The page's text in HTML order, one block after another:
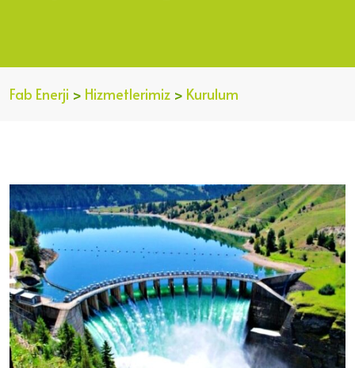
Fab Enerji > Hizmetlerimiz > Kurulum